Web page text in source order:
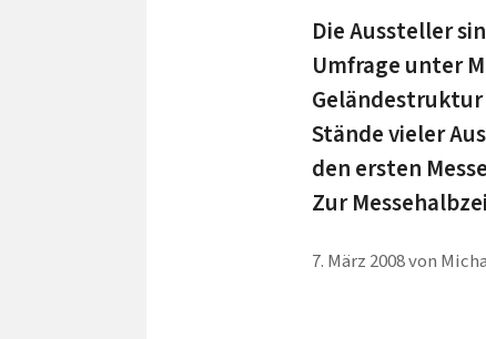
Die Aussteller
Umfrage unter
Stände vieler
den ersten
Zur
7. März 2008von